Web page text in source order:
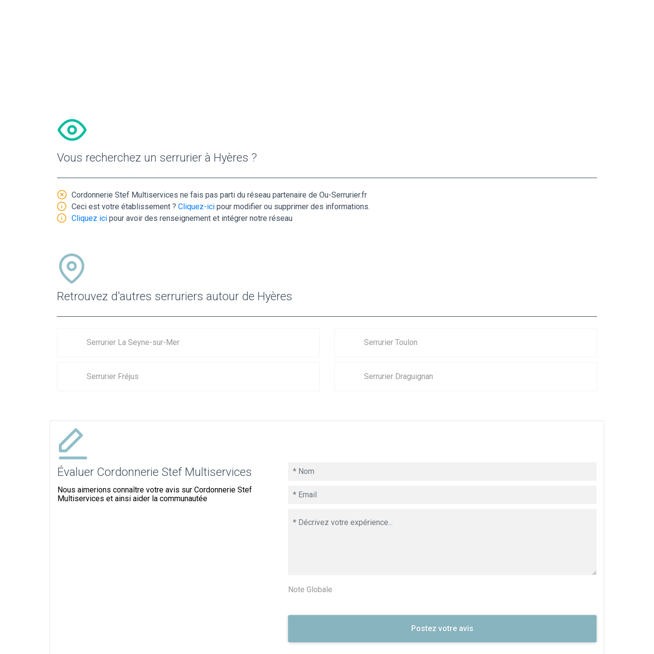
Vous recherchez un serrurier à Hyères ?
Cordonnerie Stef Multiservices ne fais pas parti du réseau partenaire de Ou-Serrurier.fr
Ceci est votre établissement ? Cliquez-ici pour modifier ou supprimer des informations.
Cliquez ici pour avoir des renseignement et intégrer notre réseau
Retrouvez d'autres serruriers autour de Hyères
Serrurier La Seyne-sur-Mer Serrurier Toulon
Serrurier Fréjus Serrurier Draguignan
Évaluer Cordonnerie Stef Multiservices
Nous aimerions connaître votre avis sur Cordonnerie Stef
Multiservices et ainsi aider la communautée
Note Globale